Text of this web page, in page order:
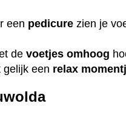
een pedicure zien je
devoetjes omhoog
gelijk een relax